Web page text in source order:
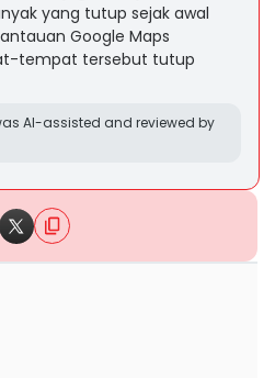
yang tutup sejak awal
Google Maps
tempat tersebut tutup
AI-assisted and reviewed by